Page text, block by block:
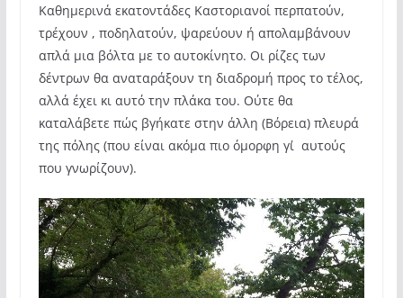
Καθημερινά εκατοντάδες Καστοριανοί περπατούν,
τρέχουν , ποδηλατούν, ψαρεύουν ή απολαμβάνουν
απλά μια βόλτα με το αυτοκίνητο. Οι ρίζες των
δέντρων θα αναταράξουν τη διαδρομή προς το τέλος,
αλλά έχει κι αυτό την πλάκα του. Ούτε θα
καταλάβετε πώς βγήκατε στην άλλη (Βόρεια) πλευρά
της πόλης (που είναι ακόμα πιο όμορφη γι΄αυτούς
που γνωρίζουν).